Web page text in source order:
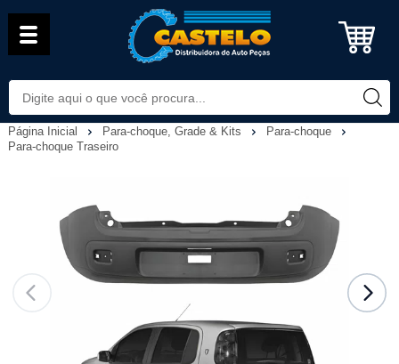
Página Inicial Para-choque, Grade & Kits
Para-choque
Para-choque Traseiro